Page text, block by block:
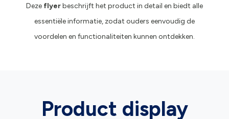
Deze flyerbeschrijft het product in detail en biedt alle
essentiële informatie, zodat ouders eenvoudig de
voordelen en functionaliteiten kunnen ontdekken.
Product display